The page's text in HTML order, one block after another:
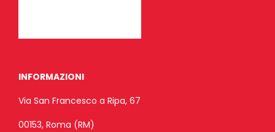
INFORMAZIONI
Via San Francesco a Ripa, 67
00153, Roma (RM)